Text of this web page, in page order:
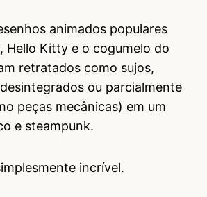
animados populares
Hello Kitty e o cogumelo do
retratados como sujos,
ou parcialmente
peças mecânicas) em um
e steampunk.
incrível.